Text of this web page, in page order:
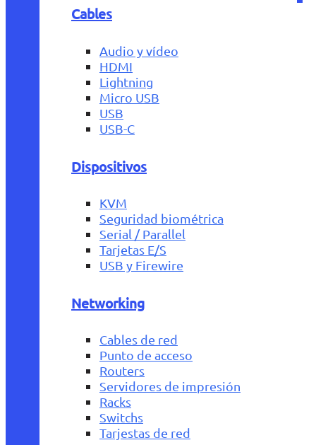
Cables
Audio y vídeo
HDMI
Lightning
Micro USB
USB
USB-C
Dispositivos
KVM
Seguridad biométrica
Serial / Parallel
Tarjetas E/S
USB y Firewire
Networking
Cables de red
Punto de acceso
Routers
Servidores de impresión
Racks
Switchs
Tarjestas de red